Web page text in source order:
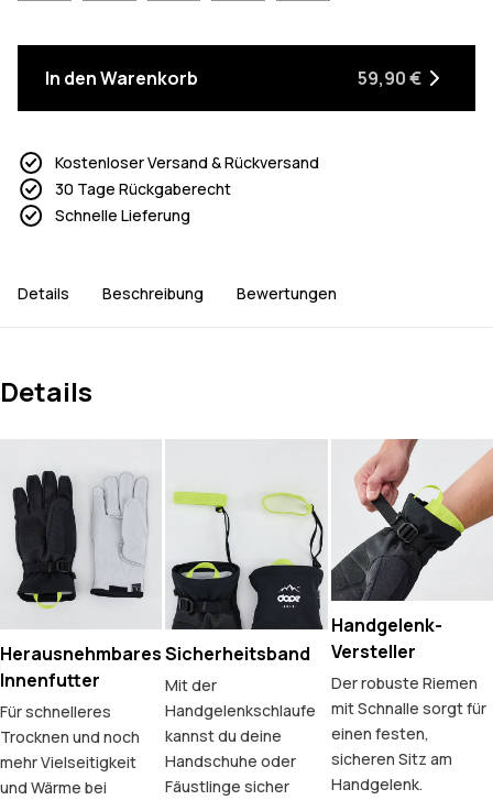
In den Warenkorb 59,90 €
Kostenloser Versand & Rückversand
30 Tage Rückgaberecht
Schnelle Lieferung
Details Beschreibung Bewertungen
Details
Herausnehmbares
Innenfutter
Für schnelleres
Trocknen und noch
mehr Vielseitigkeit
und Wärme bei
Sicherheitsband
Mit der
Handgelenkschlaufe
kannst du deine
Handschuhe oder
Fäustlinge sicher
Handgelenk-
Versteller
Der robuste Riemen
mit Schnalle sorgt für
einen festen,
sicheren Sitz am
Handgelenk.